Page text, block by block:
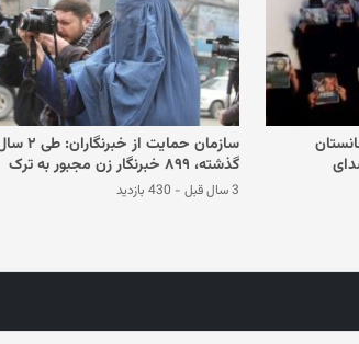
سازمان حمایت از
گذشته، ۸۹۹ خبرنگار زن مجبور به ترک
شغل خود شدند
3 سال قبل - 430 بازدید